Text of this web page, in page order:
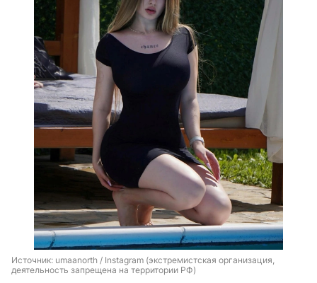
Источник: umaanorth / Instagram (экстремистская организация,
деятельность запрещена на территории РФ)